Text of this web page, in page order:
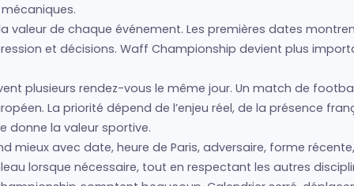
valeur de chaque événement. Les premières dates
et décisions. Waff Championship devient plus
plusieurs rendez-vous le même jour. Un match de
La priorité dépend de l’enjeu réel, de la présence
donne la valeur sportive.
mieux avec date, heure de Paris, adversaire, forme
lorsque nécessaire, tout en respectant les autres